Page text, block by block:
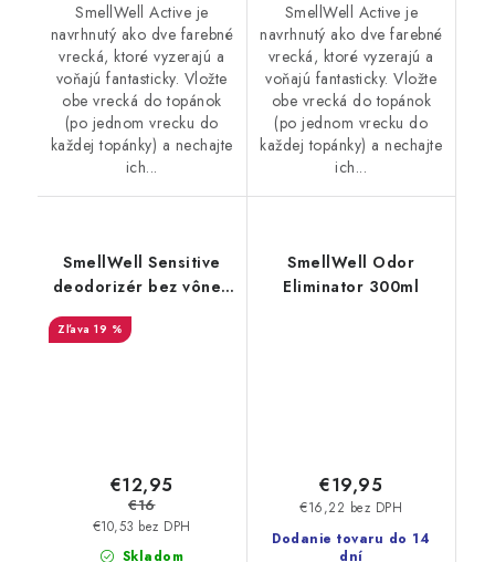
SmellWell Active je
navrhnutý ako dve farebné
vrecká, ktoré vyzerajú a
voňajú fantasticky. Vložte
obe vrecká do topánok
(po jednom vrecku do
každej topánky) a nechajte
ich...
SmellWell Active je
navrhnutý ako dve farebné
vrecká, ktoré vyzerajú a
voňajú fantasticky. Vložte
obe vrecká do topánok
(po jednom vrecku do
každej topánky) a nechajte
ich...
SmellWell Sensitive
deodorizér bez vône -
Grey
19 %
Skladom
€10,53 bez DPH
€12,95
€16
SmellWell Odor
Eliminator 300ml
Dodanie tovaru do 14
dní
€16,22 bez DPH
€19,95